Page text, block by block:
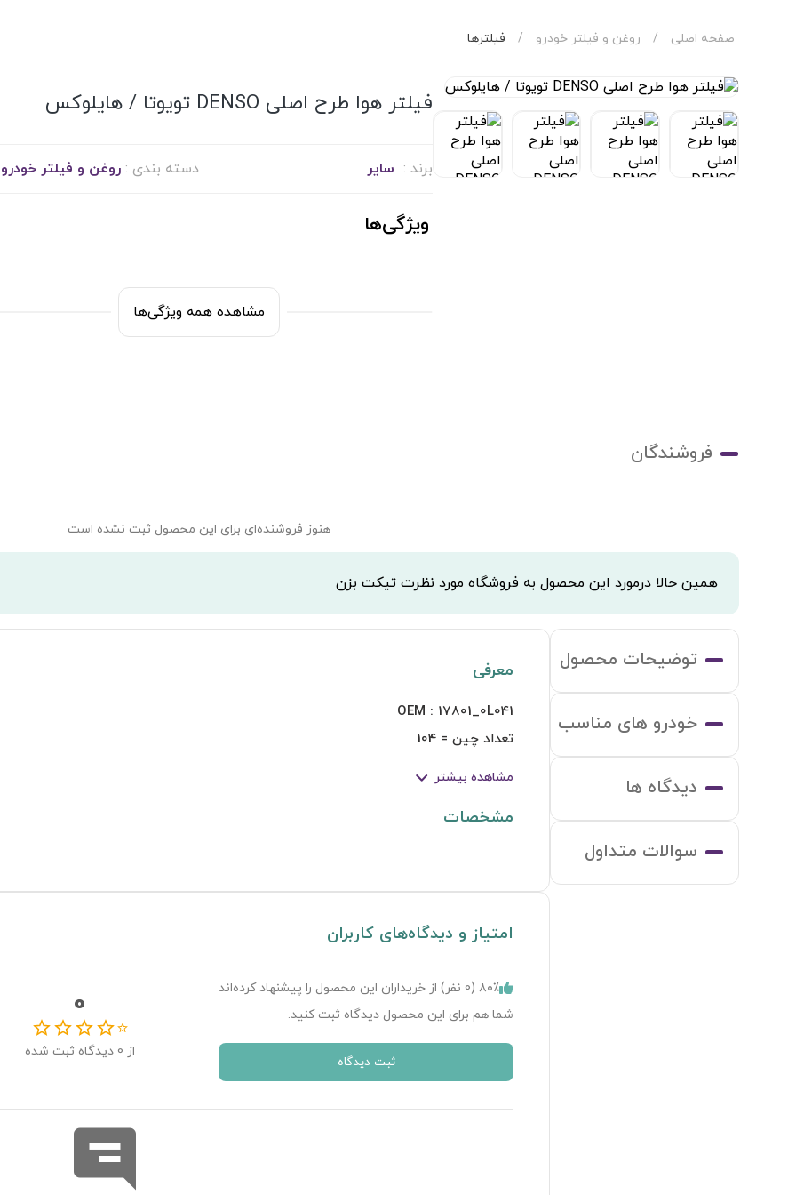
صفحه اصلی / روغن‌ و فیلتر خودرو / فیلترها
فیلتر هوا طرح اصلی DENSO تویوتا / هایلوکس
برند : سایر دسته بندی : روغن‌ و فیلتر خودرو
ویژگی‌ها
مشاهده همه ویژگی‌ها
فروشندگان
هنوز فروشنده‌ای برای این محصول ثبت نشده است
همین حالا درمورد این محصول به فروشگاه مورد نظرت تیکت بزن
توضیحات محصول
خودرو های مناسب
دیدگاه ها
سوالات متداول
معرفی
وزن کالا + بسته بندی (g) = 470
TOYOTA
INNOVA II / HILUX PICKUPK. VII VIII / FORTUNER / HILUX VIII Platform
مشاهده بیشتر
مشخصات
امتیاز و دیدگاه‌های کاربران
۸۰٪ ( 0 نفر) از خریداران این محصول را پیشنهاد کرده‌اند
شما هم برای این محصول دیدگاه ثبت کنید.
ثبت دیدگاه
0
از 0 دیدگاه ثبت شده